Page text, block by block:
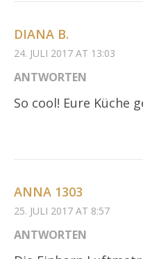
DIANA B.
24. JULI 2017 AT 13:03
ANTWORTEN
So cool! Eure
ANNA 1303
25. JULI 2017 AT 8:57
ANTWORTEN